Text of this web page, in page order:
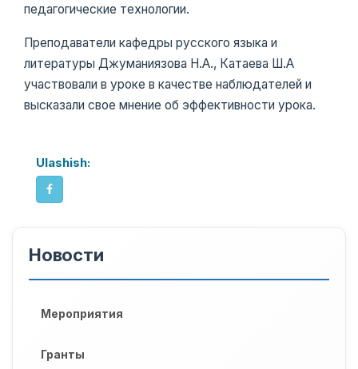
педагогические технологии.
Преподаватели кафедры русского языка и
литературы Джуманиязова Н.А., Катаева Ш.А
участвовали в уроке в качестве наблюдателей и
высказали свое мнение об эффективности урока.
Ulashish:
Новости
Мероприятия
Гранты